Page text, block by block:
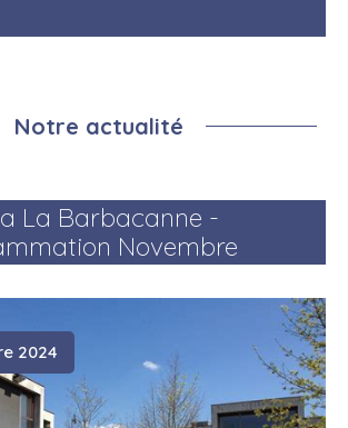
Notre actualité
La Barbacanne -
Novembre
2024